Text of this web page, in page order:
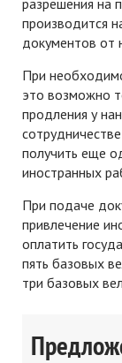
разрешения на
производится
документов от
При
это возможно
продления у
получить еще
иностранных
При подаче
привлечение
оплатить
пять базовых
три базовых